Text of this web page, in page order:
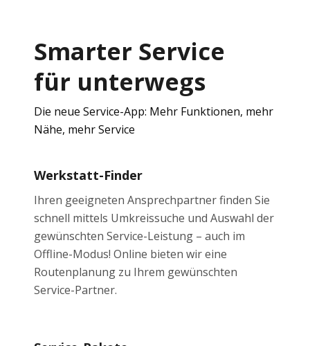
Smarter Service
für unterwegs
Die neue Service-App: Mehr Funktionen, mehr
Nähe, mehr Service
Werkstatt-Finder
Ihren geeigneten Ansprechpartner finden Sie
schnell mittels Umkreissuche und Auswahl der
gewünschten Service-Leistung – auch im
Offline-Modus! Online bieten wir eine
Routenplanung zu Ihrem gewünschten
Service-Partner.